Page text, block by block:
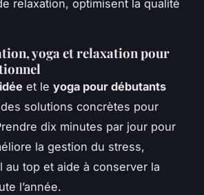
relaxation, optimisent la qualité
yoga et relaxation pour
et le yoga pour débutants
solutions concrètes pour
dix minutes par jour pour
la gestion du stress,
au top et aide à conserver la
l’année.